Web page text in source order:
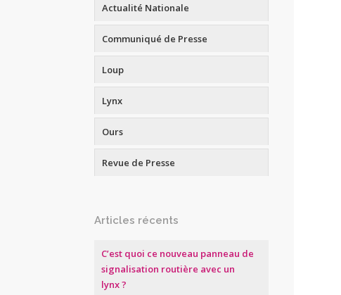
Actualité Nationale
Communiqué de Presse
Loup
Lynx
Ours
Revue de Presse
Articles récents
C’est quoi ce nouveau panneau de
signalisation routière avec un
lynx ?